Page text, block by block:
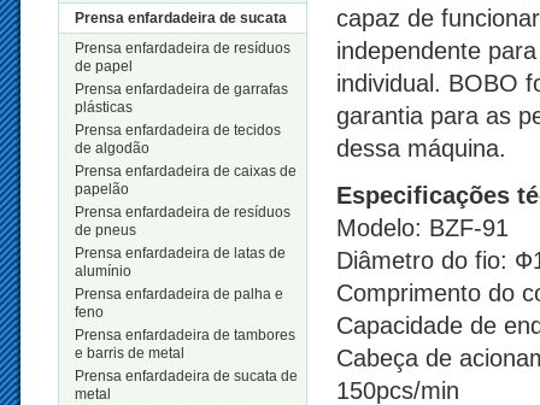
Prensa enfardadeira de sucata
Prensa enfardadeira de resíduos
de papel
Prensa enfardadeira de garrafas
plásticas
Prensa enfardadeira de tecidos
de algodão
Prensa enfardadeira de caixas de
papelão
Prensa enfardadeira de resíduos
de pneus
Prensa enfardadeira de latas de
alumínio
Prensa enfardadeira de palha e
feno
Prensa enfardadeira de tambores
e barris de metal
Prensa enfardadeira de sucata de
metal
capaz de
independente
individual. BOBO
garantia para as
dessa máquina.
Especificações
Modelo: BZF-91
Diâmetro do fio:
Comprimento do
Capacidade de
Cabeça de
150pcs/min